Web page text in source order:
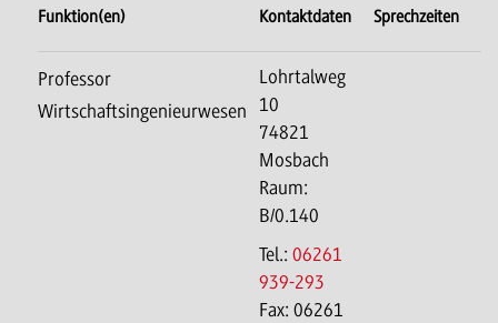
Funktion(en) Kontaktdaten Sprechzeiten
Professor
Wirtschaftsingenieurwesen
Lohrtalweg
10
74821
Mosbach
Raum:
B/0.140
Tel.: 06261
939-293
Fax: 06261